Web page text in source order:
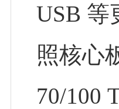
USB 等
照核心
70/100